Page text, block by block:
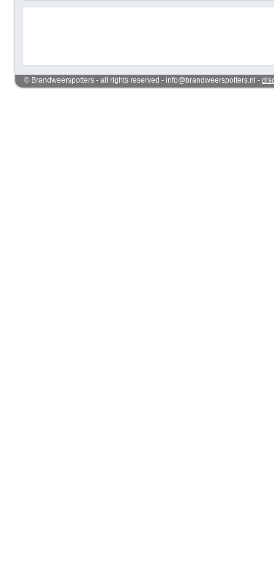
© Brandweerspotters - all rights reserved - info@brandweerspotters.nl -